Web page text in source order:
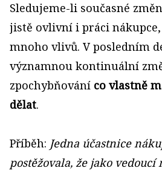
Sledujeme-li současné
jistě ovlivní i práci
mnoho vlivů. V posledním
významnou kontinuální
zpochybňování co vlastně
dělat.
Příběh: Jedna účastnice
postěžovala, že jako